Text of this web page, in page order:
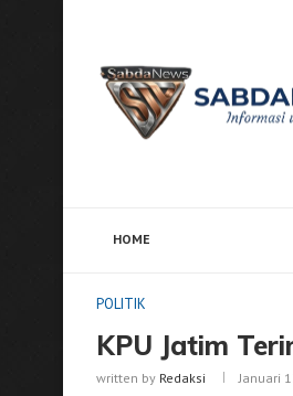
HOME
POLITIK
KPU Jatim
written by Redaksi Januari